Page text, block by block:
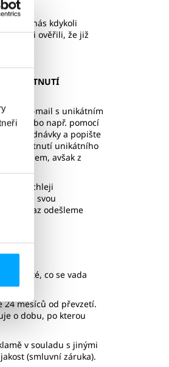
nás kdykoli
si ověřili, že již
POSKYTNUTÍ
e-mail s unikátním
nebo např. pomocí
objednávky a popište
Poskytnutí unikátního
procesem, avšak z
nejrychleji
na svou
odkaz odešleme
poté, co se vada
24 měsíců od převzetí.
o dobu, po kterou
v souladu s jinými
(smluvní záruka).